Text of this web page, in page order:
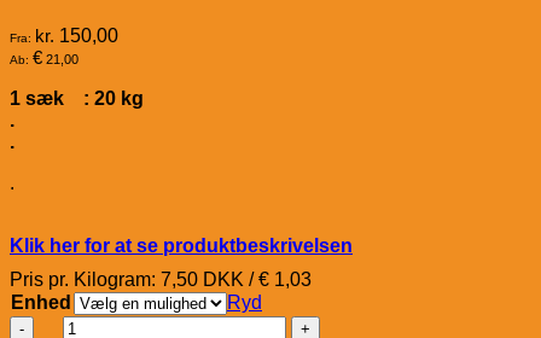
Fra: kr. 150,00
Ab: € 21,00
1 sæk : 20 kg
.
.
.
Klik her for at se produktbeskrivelsen
Pris pr. Kilogram: 7,50 DKK / € 1,03
Enhed
Ryd
Spillers